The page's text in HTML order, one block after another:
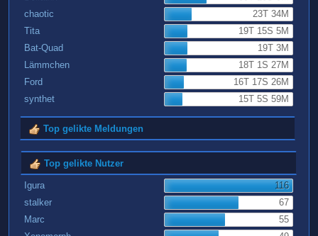
chaotic
23T 34M
Tita
19T 15S 5M
Bat-Quad
19T 3M
Lämmchen
18T 1S 27M
Ford
16T 17S 26M
synthet
15T 5S 59M
Top gelikte Meldungen
Top gelikte Nutzer
Igura
116
stalker
67
Marc
55